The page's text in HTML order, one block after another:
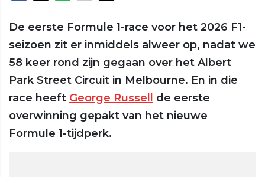
De eerste Formule 1-race voor het 2026 F1-
seizoen zit er inmiddels alweer op, nadat we
58 keer rond zijn gegaan over het Albert
Park Street Circuit in Melbourne. En in die
race heeft George Russell de eerste
overwinning gepakt van het nieuwe
Formule 1-tijdperk.